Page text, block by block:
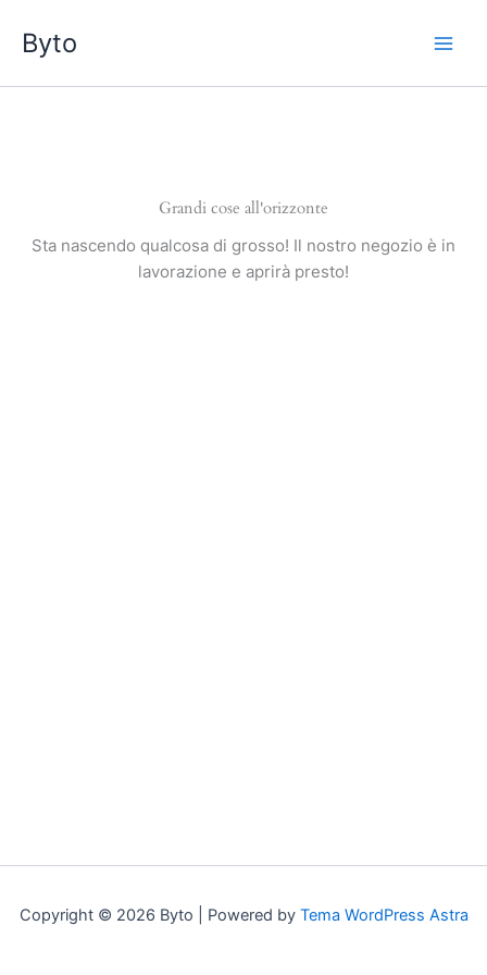
contenuto
Byto
Grandi cose all'orizzonte
Sta nascendo qualcosa di grosso! Il nostro negozio è in
lavorazione e aprirà presto!
Copyright © 2026 Byto | Powered by Tema WordPress Astra